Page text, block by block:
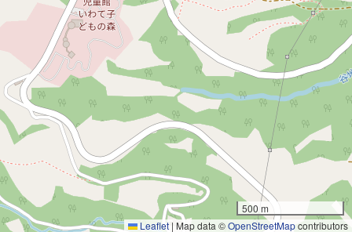
500 m
Leaflet | Map data ©OpenStreetMapcontributors